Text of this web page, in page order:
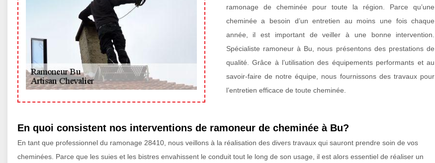
ramonage de cheminée pour toute la région. Parce qu’une
cheminée a besoin d’un entretien au moins une fois chaque
année, il est important de veiller à une bonne intervention.
Spécialiste ramoneur à Bu, nous présentons des prestations de
qualité. Grâce à l’utilisation des équipements performants et au
savoir-faire de notre équipe, nous fournissons des travaux pour
l’entretien efficace de toute cheminée.
En quoi consistent nos interventions de ramoneur de cheminée à Bu?
En tant que professionnel du ramonage 28410, nous veillons à la réalisation des divers travaux qui sauront prendre soin de vos
cheminées. Parce que les suies et les bistres envahissent le conduit tout le long de son usage, il est alors essentiel de réaliser un